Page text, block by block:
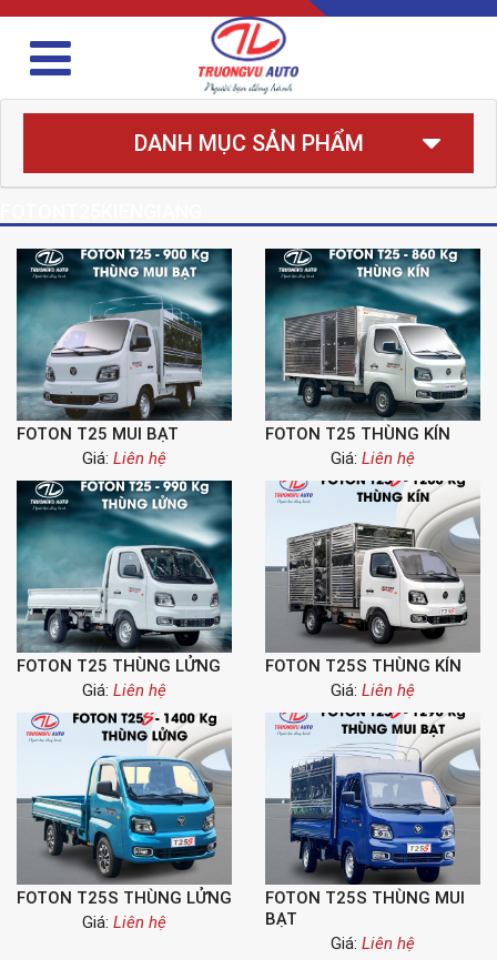
DANH MỤC SẢN PHẨM
FOTON T25 MUI BẠT
Giá: Liên hệ
FOTON T25 THÙNG KÍN
Giá: Liên hệ
FOTON T25 THÙNG LỬNG
Giá: Liên hệ
FOTON T25S THÙNG KÍN
Giá: Liên hệ
FOTON T25S THÙNG LỬNG
Giá: Liên hệ
FOTON T25S THÙNG MUI
BẠT
Giá: Liên hệ